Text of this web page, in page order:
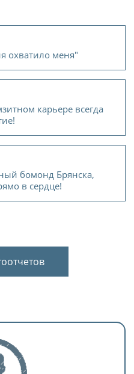
охватило меня"
карьере всегда
бомонд Брянска,
в сердце!